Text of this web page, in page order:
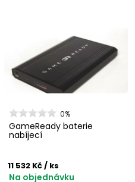
0%
GameReady baterie
nabíjecí
11 532 Kč/ ks
Na objednávku